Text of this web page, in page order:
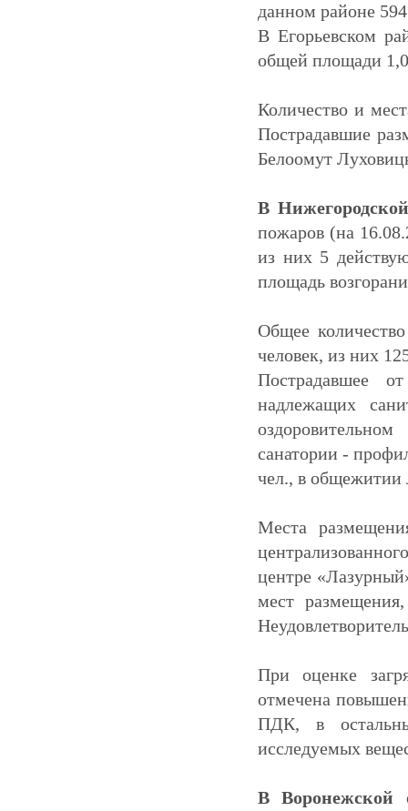
данном районе
В Егорьевском
общей площади
Количество и
Пострадавшие
Белоомут
В
пожаров (на
из них 5
площадь
Общее
человек, из них
Пострадавшее
надлежащих
санатории -
чел., в общежитии
Места
центре
мест
При оценке
отмечена
ПДК, в
исследуемых
В Воронежской